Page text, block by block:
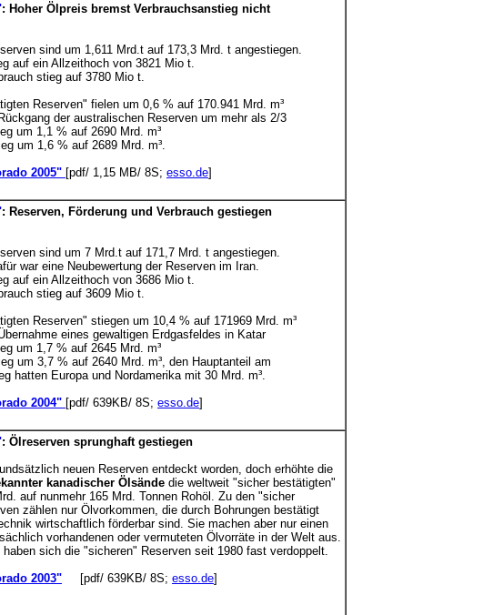
: Hoher Ölpreis bremst Verbrauchsanstieg nicht
sind um 1,611 Mrd.t auf 173,3 Mrd. t angestiegen.
auf ein Allzeithoch von 3821 Mio t.
stieg auf 3780 Mio t.
Reserven" fielen um 0,6 % auf 170.941 Mrd. m³
der australischen Reserven um mehr als 2/3
um 1,1 % auf 2690 Mrd. m³
um 1,6 % auf 2689 Mrd. m³.
2005" [pdf/ 1,15 MB/ 8S; esso.de]
: Reserven, Förderung und Verbrauch gestiegen
sind um 7 Mrd.t auf 171,7 Mrd. t angestiegen.
war eine Neubewertung der Reserven im Iran.
auf ein Allzeithoch von 3686 Mio t.
stieg auf 3609 Mio t.
Reserven" stiegen um 10,4 % auf 171969 Mrd. m³
eines gewaltigen Erdgasfeldes in Katar
um 1,7 % auf 2645 Mrd. m³
um 3,7 % auf 2640 Mrd. m³, den Hauptanteil am
hatten Europa und Nordamerika mit 30 Mrd. m³.
2004" [pdf/ 639KB/ 8S; esso.de]
: Ölreserven sprunghaft gestiegen
neuen Reserven entdeckt worden, doch erhöhte die
kanadischer Ölsände die weltweit "sicher bestätigten"
auf nunmehr 165 Mrd. Tonnen Rohöl. Zu den "sicher
zählen nur Ölvorkommen, die durch Bohrungen bestätigt
wirtschaftlich förderbar sind. Sie machen aber nur einen
vorhandenen oder vermuteten Ölvorräte in der Welt aus.
haben sich die "sicheren" Reserven seit 1980 fast verdoppelt.
2003" [pdf/ 639KB/ 8S; esso.de]